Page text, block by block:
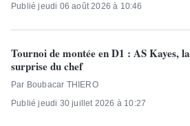
Publié jeudi 06 août 2026 à 10:46
Tournoi de montée en D1 : AS Kayes, la
surprise du chef
Par Boubacar THIERO
Publié jeudi 30 juillet 2026 à 10:27